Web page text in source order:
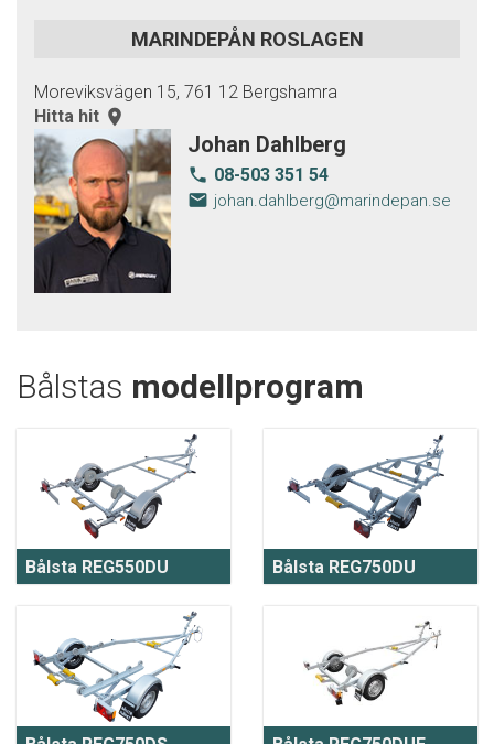
MARINDEPÅN ROSLAGEN
Moreviksvägen 15, 761 12 Bergshamra
Hitta hit room
Johan Dahlberg
local_phone 08-503 351 54
email johan.dahlberg@marindepan.se
Bålstas modellprogram
Bålsta REG550DU Bålsta REG750DU